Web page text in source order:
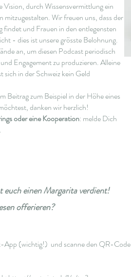
Vision, durch Wissensvermittlung ein
mitzugestalten. Wir freuen uns, dass der
findet und Frauen in den entlegensten
- dies ist unsere grösste Belohnung.
an, um diesen Podcast periodisch
Engagement zu produzieren. Alleine
sich in der Schweiz kein Geld
Beitrag zum Beispiel in der Höhe eines
danken wir herzlich!
oder eine Kooperation: melde Dich
euch einen Margarita verdient!
offerieren?
App (wichtig!) und scanne den QR-Code